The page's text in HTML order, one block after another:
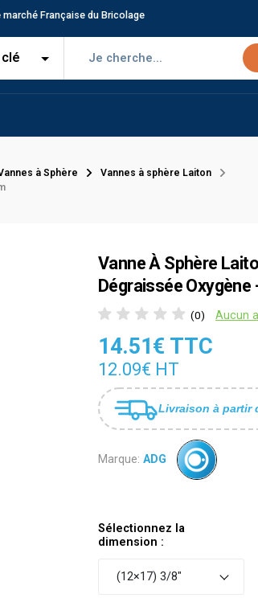
marché Française du Bricolage
à Sphère
Vannes à sphère Laiton
Vanne À Sphère
Dégraissée
(0) Aucun
14.51€ TTC
12.09€ HT
Livraison à partir
Marque: ADG
Sélectionnez la
dimension :
(12×17) 3/8"